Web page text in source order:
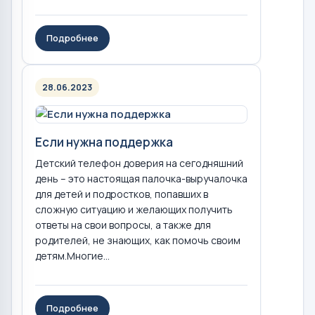
Подробнее
28.06.2023
Если нужна поддержка
Детский телефон доверия на сегодняшний
день – это настоящая палочка-выручалочка
для детей и подростков, попавших в
сложную ситуацию и желающих получить
ответы на свои вопросы, а также для
родителей, не знающих, как помочь своим
детям.Многие...
Подробнее